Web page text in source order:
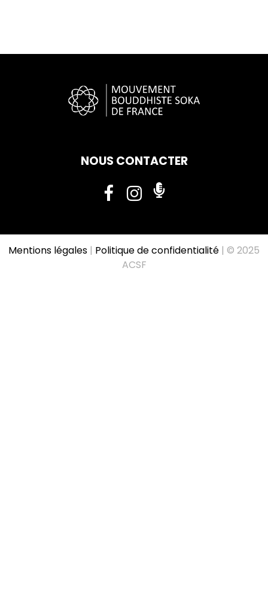
NOUS CONTACTER
Mentions légales | Politique de confidentialité | © 2025
ACSF